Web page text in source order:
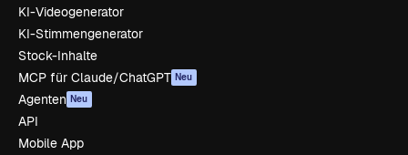
KI-Videogenerator
KI-Stimmengenerator
Stock-Inhalte
MCP für Claude/ChatGPT Neu
Agenten Neu
API
Mobile App